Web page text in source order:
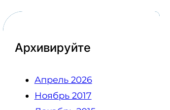
Архивируйте
Апрель 2026
Ноябрь 2017